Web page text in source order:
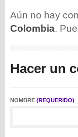
Aún no hay
Colombia.
Hacer un
NOMBRE (REQUERIDO)